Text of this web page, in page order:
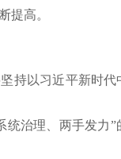
提高。
以习近平新时代
统治理、两手发力